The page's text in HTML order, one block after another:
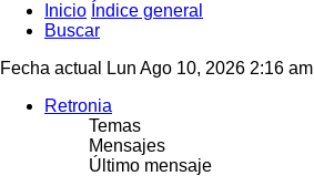
Inicio Índice general
Buscar
Fecha actual Lun Ago 10, 2026 2:16 am
Retronia
Temas
Mensajes
Último mensaje